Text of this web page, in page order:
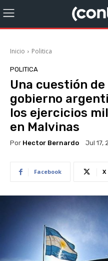
Inicio Politica
POLITICA
Una cuestión
gobierno
los ejercicios
en Malvinas
Por Hector Bernardo Jul 17,
Facebook X